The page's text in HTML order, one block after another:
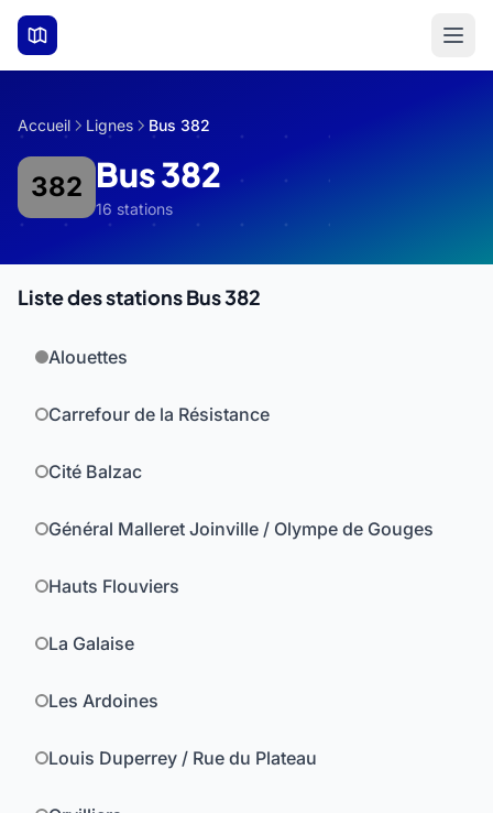
Aller au contenu principal
Accueil Lignes Bus 382
382 Bus 382
16 stations
Liste des stations Bus 382
Alouettes
Carrefour de la Résistance
Cité Balzac
Général Malleret Joinville / Olympe de Gouges
Hauts Flouviers
La Galaise
Les Ardoines
Louis Duperrey / Rue du Plateau